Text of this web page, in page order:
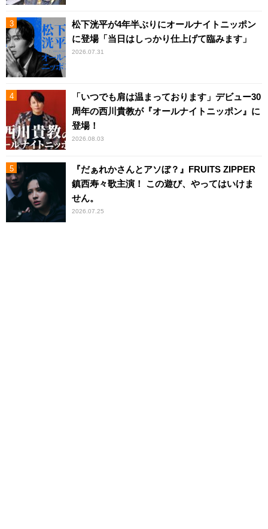
松下洸平が4年半ぶりにオールナイトニッポン
に登場「当日はしっかり仕上げて臨みます」
2026.07.31
「いつでも肩は温まっております」デビュー30
周年の西川貴教が『オールナイトニッポン』に
登場！
2026.08.03
『だぁれかさんとアソぼ？』FRUITS ZIPPER
鎮西寿々歌主演！ この遊び、やってはいけま
せん。
2026.07.25